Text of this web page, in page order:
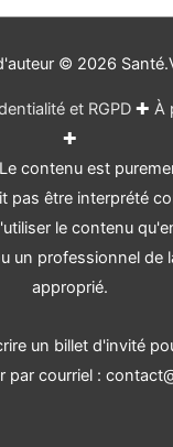
© 2026
et RGPD✚ À
✚
contenu est
pas être interprété
le contenu
un professionnel de
approprié.
un billet d'invité
par courriel :